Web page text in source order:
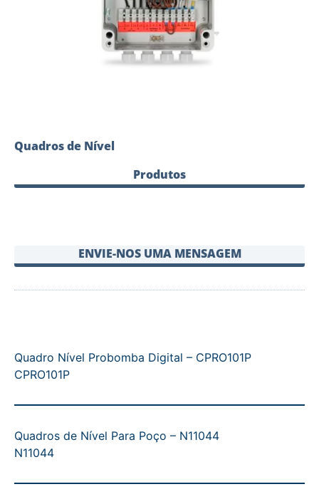
Quadros de Nível
Produtos
ENVIE-NOS UMA MENSAGEM
Quadro Nível Probomba Digital – CPRO101P
CPRO101P
Quadros de Nível Para Poço – N11044
N11044